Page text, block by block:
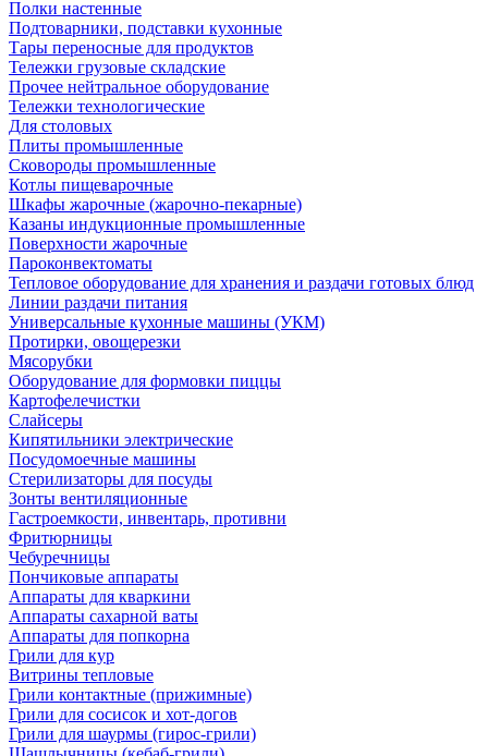
Полки настенные
Подтоварники, подставки кухонные
Тары переносные для продуктов
Тележки грузовые складские
Прочее нейтральное оборудование
Тележки технологические
Для столовых
Плиты промышленные
Сковороды промышленные
Котлы пищеварочные
Шкафы жарочные (жарочно-пекарные)
Казаны индукционные промышленные
Поверхности жарочные
Пароконвектоматы
Тепловое оборудование для хранения и раздачи готовых блюд
Линии раздачи питания
Универсальные кухонные машины (УКМ)
Протирки, овощерезки
Мясорубки
Оборудование для формовки пиццы
Картофелечистки
Слайсеры
Кипятильники электрические
Посудомоечные машины
Стерилизаторы для посуды
Зонты вентиляционные
Гастроемкости, инвентарь, противни
Фритюрницы
Чебуречницы
Пончиковые аппараты
Аппараты для кваркини
Аппараты сахарной ваты
Аппараты для попкорна
Грили для кур
Витрины тепловые
Грили контактные (прижимные)
Грили для сосисок и хот-догов
Грили для шаурмы (гирос-грили)